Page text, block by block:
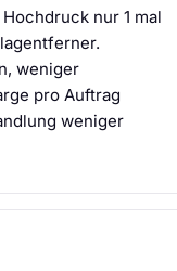
nur 1 mal
weniger
pro Auftrag
weniger